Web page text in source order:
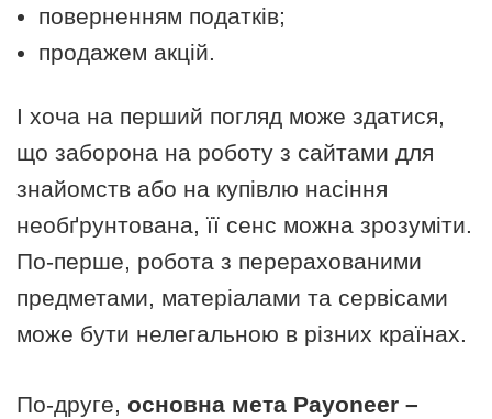
поверненням податків;
продажем акцій.
І хоча на перший погляд може здатися,
що заборона на роботу з сайтами для
знайомств або на купівлю насіння
необґрунтована, її сенс можна зрозуміти.
По-перше, робота з перерахованими
предметами, матеріалами та сервісами
може бути нелегальною в різних країнах.
По-друге, основна мета Payoneer –